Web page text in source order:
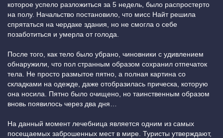
которое успело разложиться за 5 недель, было распростерто
на полу. Начальство постановило, что мисс Найт решила
спрятаться на чердаке здания, но не смогла о себе
позаботиться и умерла от голода.
После того, как тело было убрано, чиновники с удивлением
обнаружили, что пол странным образом сохранил отпечаток
тела. Не просто размытое пятно, а полная картина со
складками на одежде, даже отобразилась прическа, которую
она носила. Пятно было очищено, но таинственным образом
вновь появилось через два дня…
На данный момент лечебница является одним из самых
посещаемых заброшенных мест в мире. Туристы утверждают,